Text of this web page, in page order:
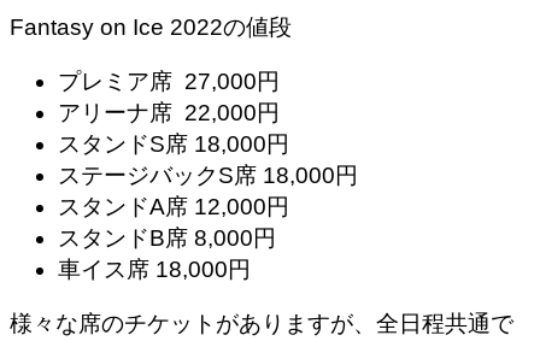
Fantasy on Ice 2022の値段
プレミア席 27,000円
アリーナ席 22,000円
スタンドS席 18,000円
ステージバックS席 18,000円
スタンドA席 12,000円
スタンドB席 8,000円
車イス席 18,000円
様々な席のチケットがありますが、全日程共通で